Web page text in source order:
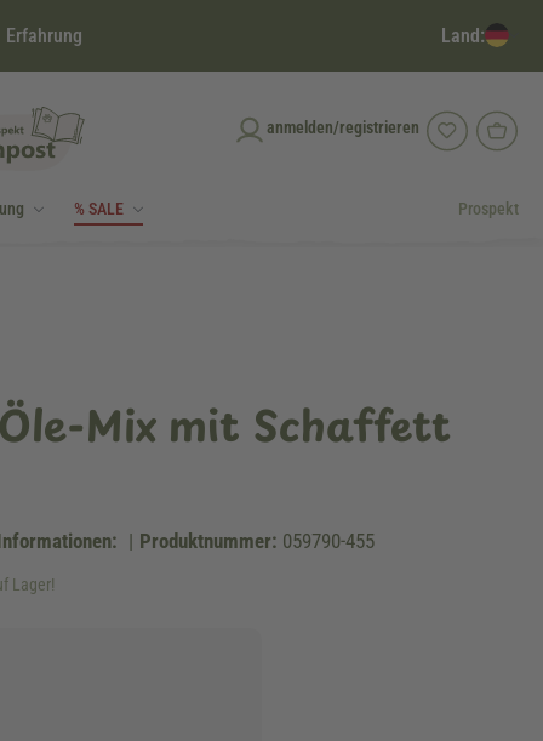
Land:
anmelden/registrieren
% SALE Prospekt
Mix mit Schaffett
| Produktnummer: 059790-455
Lager!